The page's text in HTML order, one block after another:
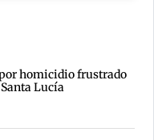
homicidio frustrado
Lucía